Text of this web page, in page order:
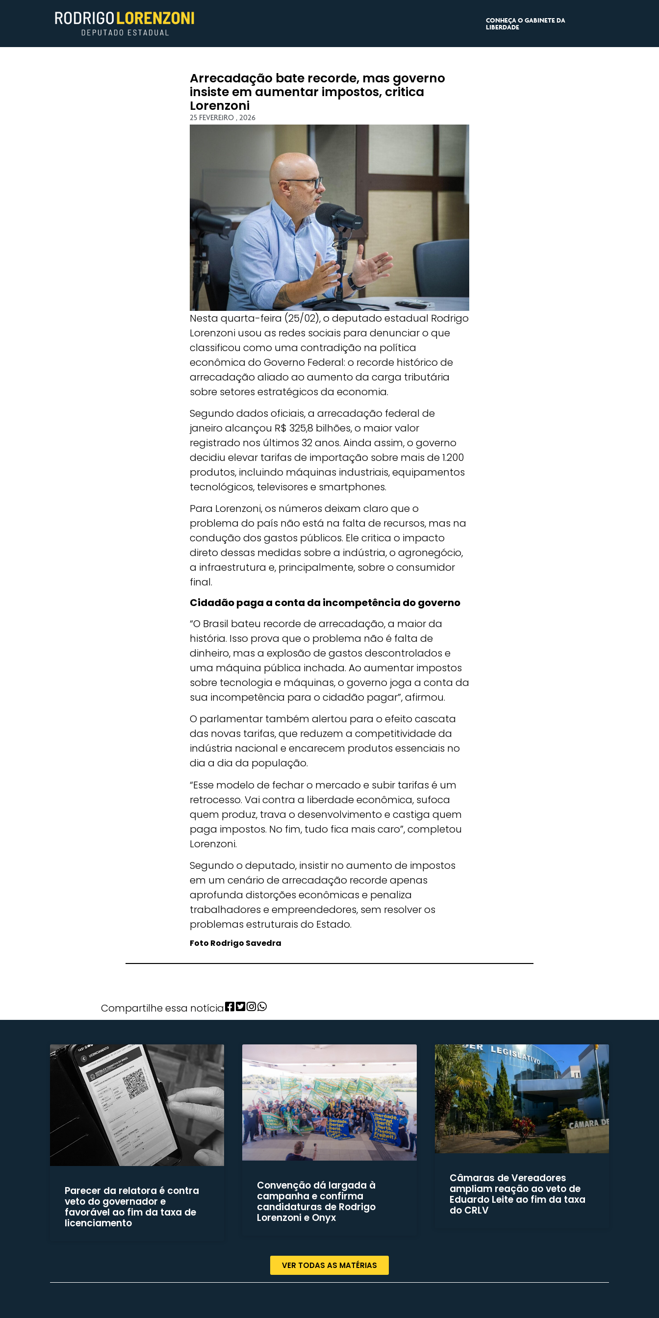
CONHEÇA O GABINETE DA
LIBERDADE
Arrecadação bate recorde, mas governo
insiste em aumentar impostos, critica
Lorenzoni
25 FEVEREIRO , 2026
Nesta quarta-feira (25/02), o deputado estadual Rodrigo
Lorenzoni usou as redes sociais para denunciar o que
classificou como uma contradição na política
econômica do Governo Federal: o recorde histórico de
arrecadação aliado ao aumento da carga tributária
sobre setores estratégicos da economia.
Segundo dados oficiais, a arrecadação federal de
janeiro alcançou R$ 325,8 bilhões, o maior valor
registrado nos últimos 32 anos. Ainda assim, o governo
decidiu elevar tarifas de importação sobre mais de 1.200
produtos, incluindo máquinas industriais, equipamentos
tecnológicos, televisores e smartphones.
Para Lorenzoni, os números deixam claro que o
problema do país não está na falta de recursos, mas na
condução dos gastos públicos. Ele critica o impacto
direto dessas medidas sobre a indústria, o agronegócio,
a infraestrutura e, principalmente, sobre o consumidor
final.
Cidadão paga a conta da incompetência do governo
“O Brasil bateu recorde de arrecadação, a maior da
história. Isso prova que o problema não é falta de
dinheiro, mas a explosão de gastos descontrolados e
uma máquina pública inchada. Ao aumentar impostos
sobre tecnologia e máquinas, o governo joga a conta da
sua incompetência para o cidadão pagar”, afirmou.
O parlamentar também alertou para o efeito cascata
das novas tarifas, que reduzem a competitividade da
indústria nacional e encarecem produtos essenciais no
dia a dia da população.
“Esse modelo de fechar o mercado e subir tarifas é um
retrocesso. Vai contra a liberdade econômica, sufoca
quem produz, trava o desenvolvimento e castiga quem
paga impostos. No fim, tudo fica mais caro”, completou
Lorenzoni.
Segundo o deputado, insistir no aumento de impostos
em um cenário de arrecadação recorde apenas
aprofunda distorções econômicas e penaliza
trabalhadores e empreendedores, sem resolver os
problemas estruturais do Estado.
Foto Rodrigo Savedra
Compartilhe essa notícia
Parecer da relatora é contra
veto do governador e
favorável ao fim da taxa de
licenciamento
Convenção dá largada à
campanha e confirma
candidaturas de Rodrigo
Lorenzoni e Onyx
Câmaras de Vereadores
ampliam reação ao veto de
Eduardo Leite ao fim da taxa
do CRLV
VER TODAS AS MATÉRIAS